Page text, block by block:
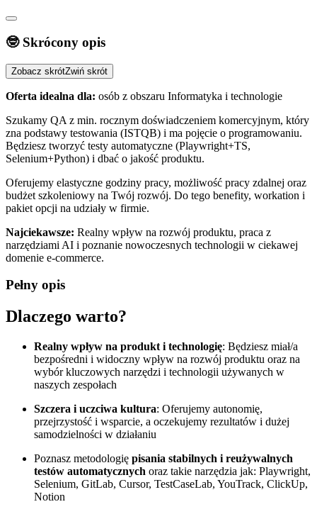
🤓 Skrócony opis
Zobacz skrótZwiń skrót
Oferta idealna dla: osób z obszaru Informatyka i technologie
Szukamy QA z min. rocznym doświadczeniem komercyjnym, który
zna podstawy testowania (ISTQB) i ma pojęcie o programowaniu.
Będziesz tworzyć testy automatyczne (Playwright+TS,
Selenium+Python) i dbać o jakość produktu.
Oferujemy elastyczne godziny pracy, możliwość pracy zdalnej oraz
budżet szkoleniowy na Twój rozwój. Do tego benefity, workation i
pakiet opcji na udziały w firmie.
Najciekawsze: Realny wpływ na rozwój produktu, praca z
narzędziami AI i poznanie nowoczesnych technologii w ciekawej
domenie e-commerce.
Pełny opis
Dlaczego warto?
Realny wpływ na produkt i technologię: Będziesz miał/a
bezpośredni i widoczny wpływ na rozwój produktu oraz na
wybór kluczowych narzędzi i technologii używanych w
naszych zespołach
Szczera i uczciwa kultura: Oferujemy autonomię,
przejrzystość i wsparcie, a oczekujemy rezultatów i dużej
samodzielności w działaniu
Poznasz metodologię pisania stabilnych i reużywalnych
testów automatycznych oraz takie narzędzia jak: Playwright,
Selenium, GitLab, Cursor, TestCaseLab, YouTrack, ClickUp,
Notion